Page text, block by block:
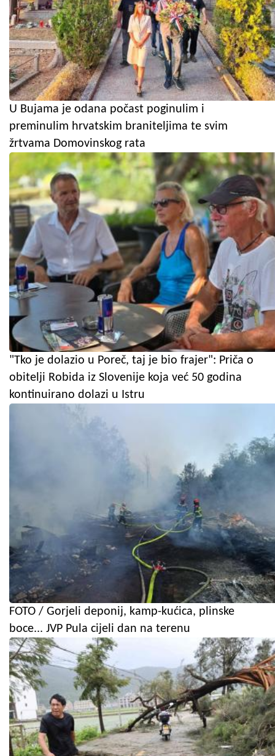
U Bujama je odana počast poginulim i
preminulim hrvatskim braniteljima te svim
žrtvama Domovinskog rata
"Tko je dolazio u Poreč, taj je bio frajer": Priča o
obitelji Robida iz Slovenije koja već 50 godina
kontinuirano dolazi u Istru
FOTO / Gorjeli deponij, kamp-kućica, plinske
boce... JVP Pula cijeli dan na terenu